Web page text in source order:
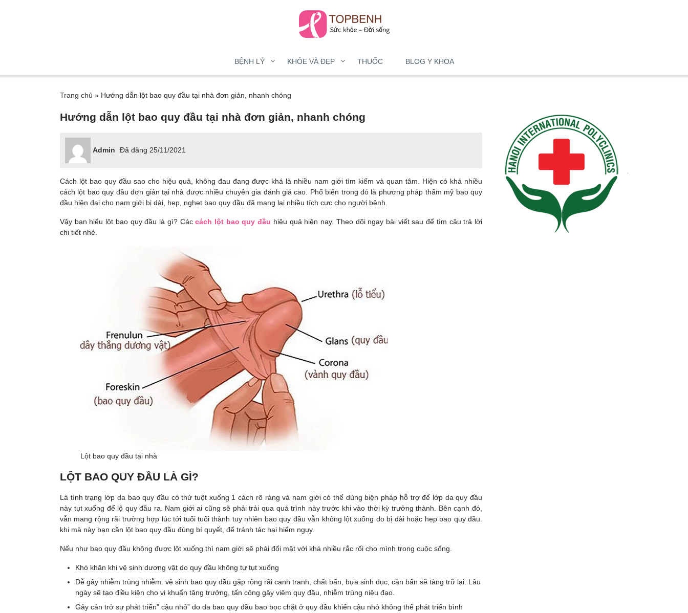
BỆNH LÝ KHỎE VÀ ĐẸP THUỐC BLOG Y KHOA
Trang chủ » Hướng dẫn lột bao quy đầu tại nhà đơn giản, nhanh chóng
Hướng dẫn lột bao quy đầu tại nhà đơn giản, nhanh chóng
Admin Đã đăng 25/11/2021
Cách lột bao quy đầu sao cho hiệu quả, không đau đang được khá là nhiều nam giới tìm kiếm và quan tâm. Hiện có khá nhiều
cách lột bao quy đầu đơn giản tại nhà được nhiều chuyên gia đánh giá cao. Phổ biến trong đó là phương pháp thẩm mỹ bao quy
đầu hiện đại cho nam giới bị dài, hẹp, nghẹt bao quy đầu đã mang lại nhiều tích cực cho người bệnh.
Vậy bạn hiểu lột bao quy đầu là gì? Cáccách lột bao quy đầu hiệu quả hiện nay. Theo dõi ngay bài viết sau để tìm câu trả lời
chi tiết nhé.
Lột bao quy đầu tại nhà
LỘT BAO QUY ĐẦU LÀ GÌ?
Là tình trạng lớp da bao quy đầu có thử tuột xuống 1 cách rõ ràng và nam giới có thể dùng biện pháp hỗ trợ để lớp da quy đầu
này tụt xuống để lộ quy đầu ra. Nam giới ai cũng sẽ phải trải qua quá trình này trước khi vào thời kỳ trưởng thành. Bên cạnh đó,
vẫn mang rộng rãi trường hợp lúc tới tuổi tuổi thành tuy nhiên bao quy đầu vẫn không lột xuống do bị dài hoặc hẹp bao quy đầu.
khi mà này bạn cần lột bao quy đầu đúng bí quyết, để tránh tác hại hiểm nguy.
Nếu như bao quy đầu không được lột xuống thì nam giới sẽ phải đối mặt với khá nhiều rắc rối cho mình trong cuộc sống.
Khó khăn khi vệ sinh dương vật do quy đầu không tự tụt xuống
Dễ gây nhiễm trùng nhiễm: vệ sinh bao quy đầu gặp rộng rãi cạnh tranh, chất bẩn, bựa sinh dục, cặn bẩn sẽ tàng trữ lại. Lâu
ngày sẽ tạo điều kiện cho vi khuẩn tăng trưởng, tấn công gây viêm quy đầu, nhiễm trùng niệu đạo.
Gây cản trở sự phát triển” cậu nhỏ” do da bao quy đầu bao bọc chặt ở quy đầu khiến cậu nhỏ không thể phát triển bình